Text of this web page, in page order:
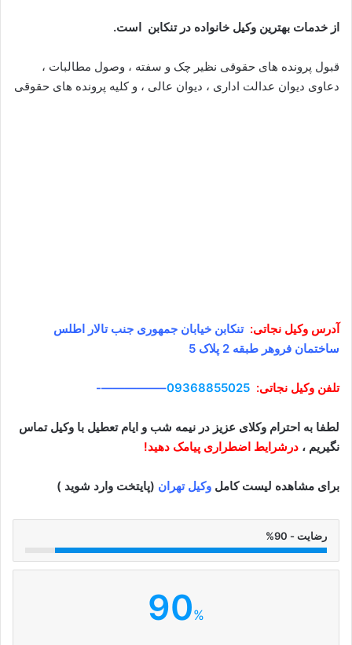
از خدمات بهترین وکیل خانواده در تنکابن است.
قبول پرونده های حقوقی نظیر چک و سفته ، وصول مطالبات ،
دعاوی دیوان عدالت اداری ، دیوان عالی ، و کلیه پرونده های حقوقی
آدرس وکیل نجاتی: تنکابن خیابان جمهوری جنب تالار اطلس
ساختمان فروهر طبقه 2 پلاک 5
تلفن وکیل نجاتی:
09368855025
–
—————-
لطفا به احترام وکلای عزیز در نیمه شب و ایام تعطیل با وکیل تماس
نگیریم ، درشرایط اضطراری پیامک دهید!
برای مشاهده لیست کامل وکیل تهران (پایتخت وارد شوید )
رضایت - 90%
90%